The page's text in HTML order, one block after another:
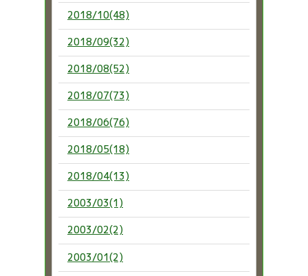
2018/10(48)
2018/09(32)
2018/08(52)
2018/07(73)
2018/06(76)
2018/05(18)
2018/04(13)
2003/03(1)
2003/02(2)
2003/01(2)